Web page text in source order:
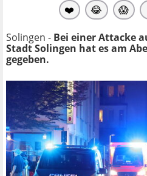
❤️ 😂 😱
Solingen - Bei einer Attacke
Stadt Solingen hat es am
gegeben.